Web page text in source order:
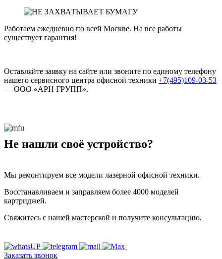
Работаем ежедневно по всей Москве. На все работы
существует гарантия!
Оставляйте заявку на сайте или звоните по единому телефону
нашего сервисного центра офисной техники +7(495)109-03-53
— ООО «АРН ГРУПП».
Не нашли своё устройство?
Мы ремонтируем все модели лазерной офисной техники.
Восстанавливаем и заправляем более 4000 моделей
картриджей.
Свяжитесь с нашей мастерской и получите консультацию.
Заказать звонок